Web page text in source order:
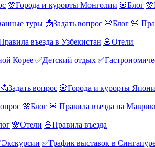
🌸Города и курорты Монголии 🌸Блог
туры 📩Задать вопрос 🌸Блог 🌸
въезда в Узбекистан 🌸Отели
Корее ✅Детский отдых
📩Задать вопрос 🌸Города и курорты
🌸Блог 🌸 Правила въезда на
🌸Отели 🌸Правила въезда
✅График выставок в